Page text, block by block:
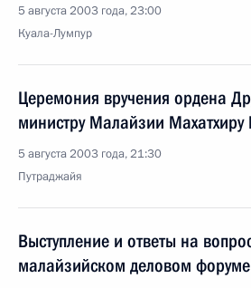
5 августа 2003 года, 23:00
Куала-Лумпур
Церемония вручения ордена
министру Малайзии
5 августа 2003 года, 21:30
Путраджайя
Выступление и ответы на
малайзийском деловом форуме